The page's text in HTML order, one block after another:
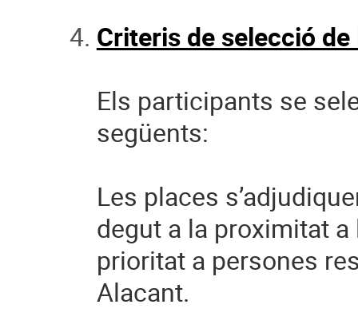
Criteris de selecció
Els participants se
següents:
Les places
degut a la proximitat
prioritat a persones
Alacant.